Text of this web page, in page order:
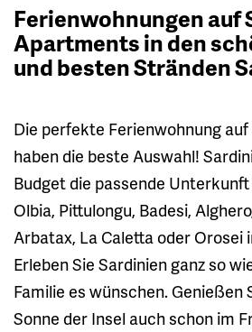
Ferienwohnungen auf
Apartments in den
und besten Stränden
Die perfekte Ferienwohnung
haben die beste Auswahl!
Budget die passende
Olbia, Pittulongu, Badesi,
Arbatax, La Caletta oder Orosei
Erleben Sie Sardinien ganz so
Familie es wünschen. Genießen
Sonne der Insel auch schon im